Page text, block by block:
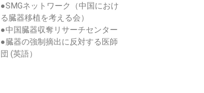
●SMGネットワーク（中国におけ
る臓器移植を考える会）
●中国臓器収奪リサーチセンター
●臓器の強制摘出に反対する医師
団 (英語）